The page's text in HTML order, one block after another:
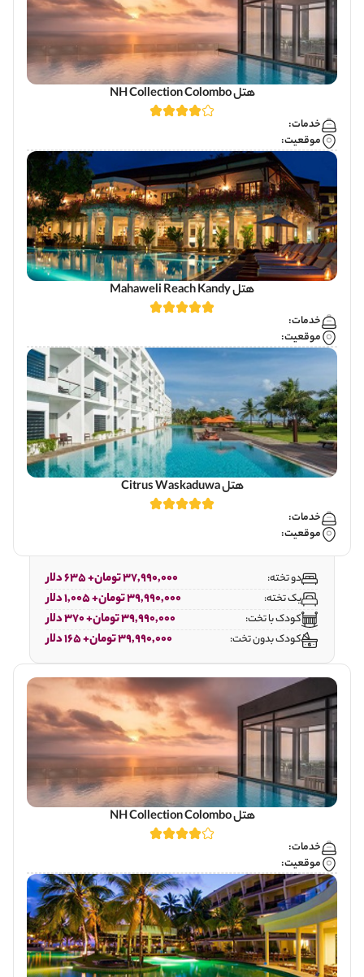
هتل NH Collection Colombo
خدمات:
موقعیت:
هتل Mahaweli Reach Kandy
خدمات:
موقعیت:
هتل Citrus Waskaduwa
خدمات:
موقعیت:
دو تخته: 37,990,000 تومان+ 635 دلار
یک تخته: 39,990,000 تومان+ 1,005 دلار
کودک با تخت: 39,990,000 تومان+ 370 دلار
کودک بدون تخت: 39,990,000 تومان+ 165 دلار
هتل NH Collection Colombo
خدمات:
موقعیت: